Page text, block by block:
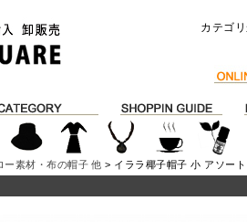
カテゴ
ー素材・布の帽子 他 > イララ椰子帽子 小 アソート